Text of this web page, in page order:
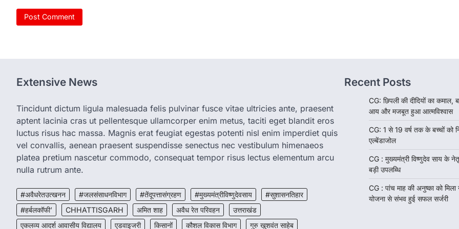
Extensive News
Tincidunt dictum ligula malesuada felis pulvinar fusce vitae ultricies ante, praesent
aptent lacinia cras ut pellentesque ullamcorper enim metus, taciti eget blandit eros
luctus risus hac massa. Magnis erat feugiat egestas potenti nisl enim imperdiet quis
vel convallis, aenean praesent suspendisse senectus nec vestibulum himenaeos
platea pretium nascetur commodo, consequat tempor risus lectus elementum arcu
nulla rutrum ante.
#अवैधरेतउत्खनन #जलसंसाधनविभाग #तेंदूपत्तासंग्रहण #मुख्यमंत्रीविष्णुदेवसाय
#सुशासनतिहार
#हर्बलकॉफी’
CHHATTISGARH अमित शाह अवैध रेत परिवहन
उत्तराखंड
एकलव्य आदर्श आवासीय विद्यालय
एडवाइजरी किसानों कौशल विकास विभाग गुरु खुशवंत साहेब
Recent Posts
CG: छिपली की दीदियों का कमाल,
आय और मजबूत हुआ आत्मविश्वास
CG: 1 से 19 वर्ष तक के बच्चों को
एल्बेंडाजोल
CG : मुख्यमंत्री विष्णुदेव साय के
बड़ी उपलब्धि
CG : पांच माह की अनुष्का को मिला
योजना से संभव हुई सफल सर्जरी